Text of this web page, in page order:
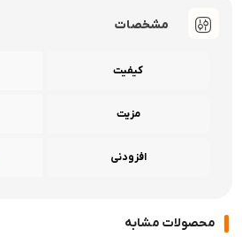
مشخصات
کیفیت
مزیت
افزودنی
محصولات مشابه